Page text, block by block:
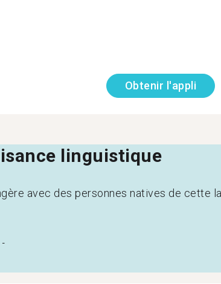
Obtenir l'appli
linguistique
avec des personnes natives de cette